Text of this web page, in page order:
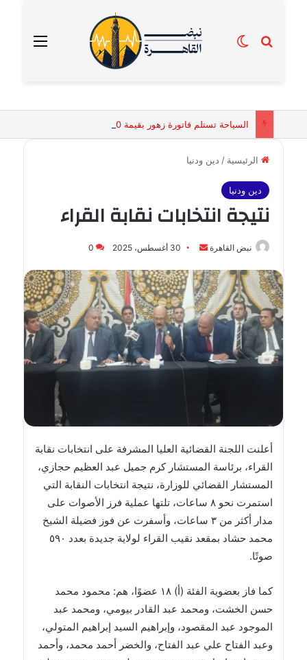
القائمة بحث عنالوضع المظلم
الرئيسية / دين ودنيا
دين ودنيا
نتيجة انتخابات نقابة القراء
نبض القاهرة
أرسل
إلكترونيا
30 أغسطس، 2025 0
أعلنت اللجنة القضائية العليا المشرفة على انتخابات نقابة
القراء، برئاسة المستشار كرم جميل عبد العظيم حجازي،
المستشار القضائي للوزارة، نتيجة انتخابات النقابة التي
استمرت نحو ٨ ساعات، تلتها عملية فرز الأصوات على
مدار أكثر من ٣ ساعات، وأسفرت عن فوز فضيلة الشيخ
محمد حشاد بمقعد نقيب القراء لولاية جديدة بعدد ٥٩٠
صوتًا.
كما فاز بعضوية الفئة (أ) ١٨ عضوًا، هم: محمود محمد
حسن الخشت، ومحمد عبد القادر بيومي، ومحمد عبد
الموجود عبد المقصود، وإبراهيم السيد إبراهيم المتولي،
وعبد الفتاح علي عبد الفتاح، والخضر أحمد محمد، وأحمد